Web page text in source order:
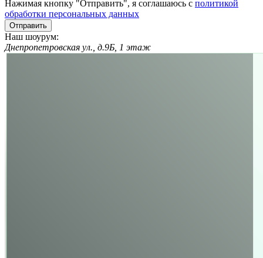
Нажимая кнопку "Отправить", я соглашаюсь с политикой
обработки персональных данных
Отправить
Наш шоурум:
Днепропетровская ул., д.9Б, 1 этаж